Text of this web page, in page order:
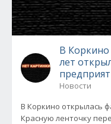
В Коркино
лет
Новости
В Коркино открылась
Красную ленточку